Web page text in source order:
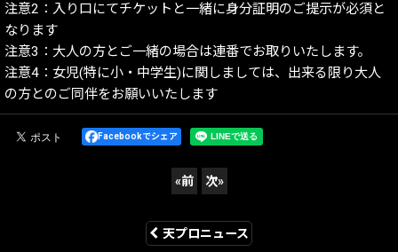
注意2：入り口にてチケットと一緒に身分証明のご提示が必須と
なります
注意3：大人の方とご一緒の場合は連番でお取りいたします。
注意4：女児(特に小・中学生)に関しましては、出来る限り大人
の方とのご同伴をお願いいたします
Facebookでシェア
«前 次»
天プロニュース